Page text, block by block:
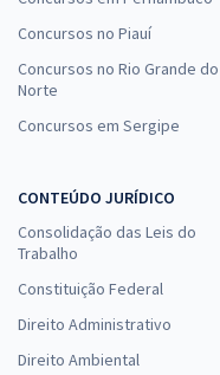
Concursos no Piauí
Concursos no Rio Grande do
Norte
Concursos em Sergipe
CONTEÚDO JURÍDICO
Consolidação das Leis do
Trabalho
Constituição Federal
Direito Administrativo
Direito Ambiental